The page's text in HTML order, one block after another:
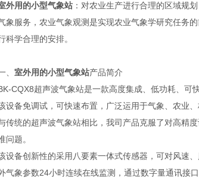
外用的小型气象站 ：对农业生产进行合理的区域规
象服务，农业气象观测是实现农业气象学研究任务
科学合理的安排。
室外用的小型气象站产品简介
超声波气象站是一款高度集成、低功耗、可
备免调试，可快速布置，广泛运用于气象、农业、
统的超声波气象站相比，我司产品克服了对高精度
问题。
备创新性的采用八要素一体式传感器，可对风速、
气象参数24小时连续在线监测，通过数字量通讯接